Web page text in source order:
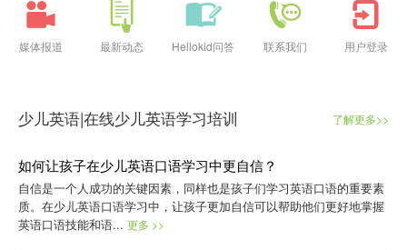
媒体报道 最新动态 Hellokid问答 联系我们 用户登录
少儿英语|在线少儿英语学习培训 了解更多>>
如何让孩子在少儿英语口语学习中更自信？
自信是一个人成功的关键因素，同样也是孩子们学习英语口语的重要素
质。在少儿英语口语学习中，让孩子更加自信可以帮助他们更好地掌握
英语口语技能和语... 更多 >>